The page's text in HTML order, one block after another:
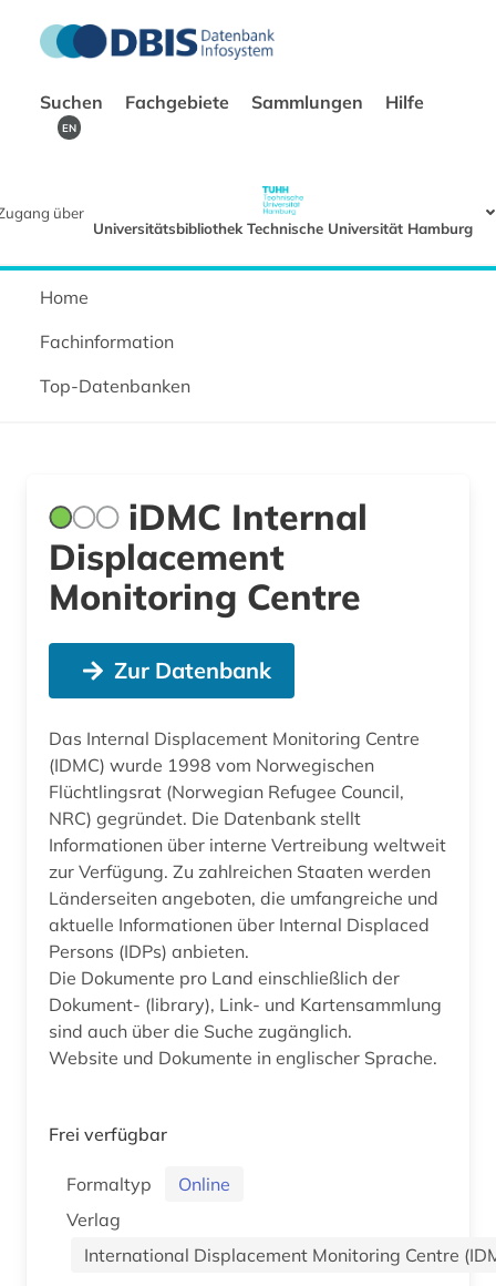
Suchen Fachgebiete Sammlungen Hilfe
EN
über
Universitätsbibliothek Technische Universität Hamburg
Home
Fachinformation
Top-Datenbanken
iDMC Internal
Displacement
Monitoring Centre
Zur Datenbank
Das Internal Displacement Monitoring Centre
(IDMC) wurde 1998 vom Norwegischen
Flüchtlingsrat (Norwegian Refugee Council,
NRC) gegründet. Die Datenbank stellt
Informationen über interne Vertreibung weltweit
zur Verfügung. Zu zahlreichen Staaten werden
Länderseiten angeboten, die umfangreiche und
aktuelle Informationen über Internal Displaced
Persons (IDPs) anbieten.
Die Dokumente pro Land einschließlich der
Dokument- (library), Link- und Kartensammlung
sind auch über die Suche zugänglich.
Website und Dokumente in englischer Sprache.
Frei verfügbar
Formaltyp
Online
Verlag
International Displacement Monitoring Centre